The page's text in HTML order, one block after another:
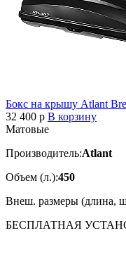
Бокс на крышу Atlant
32 400 p В корзину
Матовые
Производитель:Atlant
Объем (л.):450
Внеш. размеры (длина,
БЕСПЛАТНАЯ